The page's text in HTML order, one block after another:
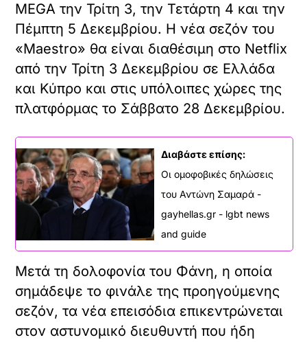
MEGA την Τρίτη 3, την Τετάρτη 4 και την
Πέμπτη 5 Δεκεμβρίου. Η νέα σεζόν του
«Maestro» θα είναι διαθέσιμη στο Netflix
από την Τρίτη 3 Δεκεμβρίου σε Ελλάδα
και Κύπρο και στις υπόλοιπες χώρες της
πλατφόρμας το Σάββατο 28 Δεκεμβρίου.
Διαβάστε επίσης:
Οι ομοφοβικές δηλώσεις
του Αντώνη Σαμαρά -
gayhellas.gr - lgbt news
and guide
Μετά τη δολοφονία του Φάνη, η οποία
σημάδεψε το φινάλε της προηγούμενης
σεζόν, τα νέα επεισόδια επικεντρώνεται
στον αστυνομικό διευθυντή που ήδη